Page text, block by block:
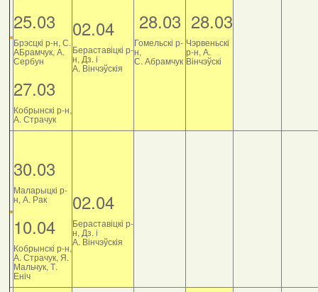
25.03
Брэсцкі р-н, С.
АБрамчук, А.
Сербун
27.03
Кобрынскі р-н,
А. Страчук
02.04
Бераставіцкі р-
н, Дз. і
А. Вінчэўскія
28.03
Гомельскі р-
н,
С. Абрамчук
28.03
Чэрвеньскі
р-н, А.
Вінчэўскі
30.03
Маларыцкі р-
н, А. Рак
10.04
Кобрынскі р-н,
А. Страчук, Я.
Мальчук, Т.
Еніч
02.04
Бераставіцкі р-
н, Дз. і
А. Вінчэўскія